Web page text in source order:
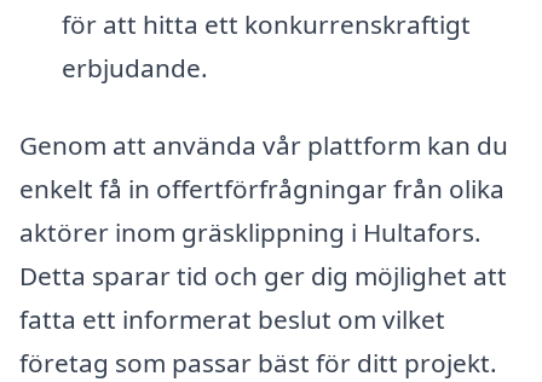
för att hitta ett konkurrenskraftigt
erbjudande.
Genom att använda vår plattform kan du
enkelt få in offertförfrågningar från olika
aktörer inom gräsklippning i Hultafors.
Detta sparar tid och ger dig möjlighet att
fatta ett informerat beslut om vilket
företag som passar bäst för ditt projekt.